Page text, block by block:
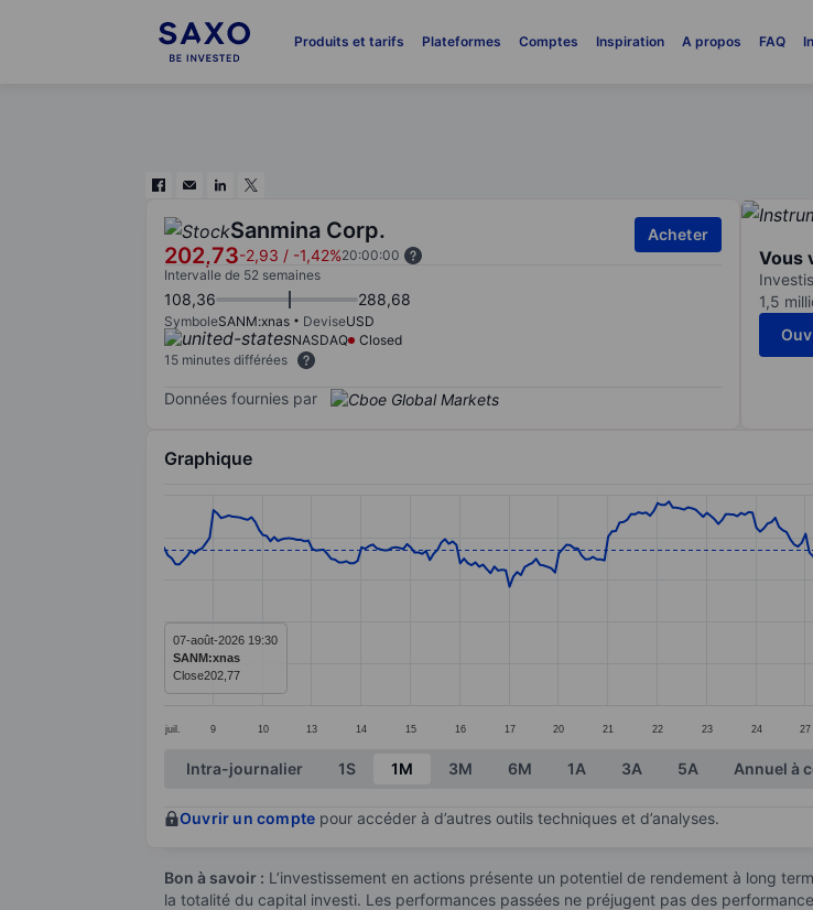
Produits et tarifs Plateformes Comptes Inspiration A propos FAQ
Sanmina Corp.
202,73-2,93 / -1,42%20:00:00
Acheter
Intervalle de 52 semaines
108,36 288,68
SymboleSANM:xnas DeviseUSD
NASDAQ
Closed
15 minutes différées
Données fournies par
Vous
1,5
Graphique
Line chart with 295 data points.
The chart has 1 X axis displaying categories.
juil. 9 10 13 14 15 16 17 20 21 22 23 24 27
07-août-2026 19:30
SANM:xnas
Close202,77
End of interactive chart.
Intra-journalier 1S 1M 3M 6M 1A 3A 5A Annuel à
Ouvrir un compte pour accéder à d’autres outils techniques et d’analyses.
Bon à savoir : L’investissement en actions présente un potentiel de rendement à long
la totalité du capital investi. Les performances passées ne préjugent pas des